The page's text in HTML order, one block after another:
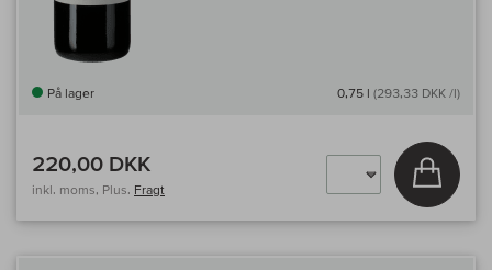
På lager 0,75 l (293,33 DKK /l)
220,00 DKK
inkl. moms, Plus. Fragt
Læg i